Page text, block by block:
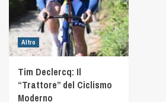
Altro
Tim Declercq: Il
“Trattore” del Ciclismo
Moderno